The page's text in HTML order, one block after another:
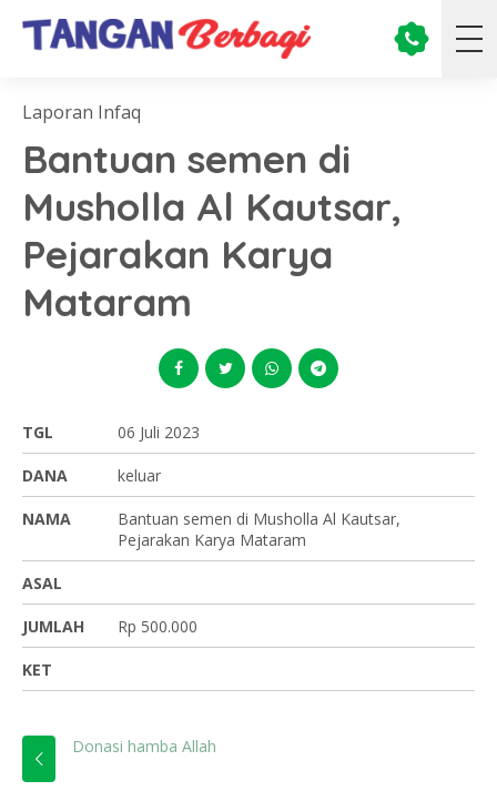
Laporan Infaq
Bantuan semen di
Musholla Al Kautsar,
Pejarakan Karya
Mataram
TGL 06 Juli 2023
DANA keluar
NAMA
Bantuan semen di Musholla Al Kautsar,
Pejarakan Karya Mataram
ASAL
JUMLAH Rp 500.000
KET
Donasi hamba Allah